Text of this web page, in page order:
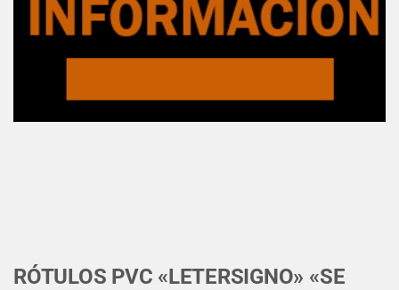
RÓTULOS PVC «LETERSIGNO» «SE